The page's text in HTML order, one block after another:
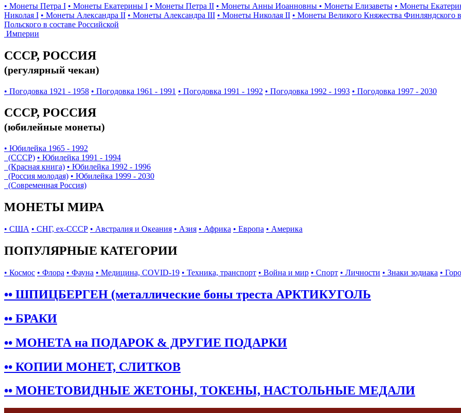
• Монеты Петра I • Монеты Екатерины I • Монеты Петра II • Монеты Анны Иоанновны • Монеты Елизаветы • Монеты
Николая I • Монеты Александра II • Монеты Александра III • Монеты Николая II • Монеты Великого Княжества Финляндского
Польского в составе Российской
Империи
СССР, РОССИЯ
(регулярный чекан)
• Погодовка 1921 - 1958 • Погодовка 1961 - 1991 • Погодовка 1991 - 1992 • Погодовка 1992 - 1993 • Погодовка 1997 - 2030
СССР, РОССИЯ
(юбилейные монеты)
• Юбилейка 1965 - 1992
(СССР) • Юбилейка 1991 - 1994
(Красная книга) • Юбилейка 1992 - 1996
(Россия молодая) • Юбилейка 1999 - 2030
(Современная Россия)
МОНЕТЫ МИРА
• США • СНГ, ex-СССР • Австралия и Океания • Азия • Африка • Европа • Америка
ПОПУЛЯРНЫЕ КАТЕГОРИИ
• Космос • Флора • Фауна • Медицина, COVID-19 • Техника, транспорт • Война и мир • Спорт • Личности • Знаки зодиака •
•• ШПИЦБЕРГЕН (металлические боны треста АРКТИКУГОЛЬ
•• БРАКИ
•• МОНЕТА на ПОДАРОК & ДРУГИЕ ПОДАРКИ
•• КОПИИ МОНЕТ, СЛИТКОВ
•• МОНЕТОВИДНЫЕ ЖЕТОНЫ, ТОКЕНЫ, НАСТОЛЬНЫЕ МЕДАЛИ